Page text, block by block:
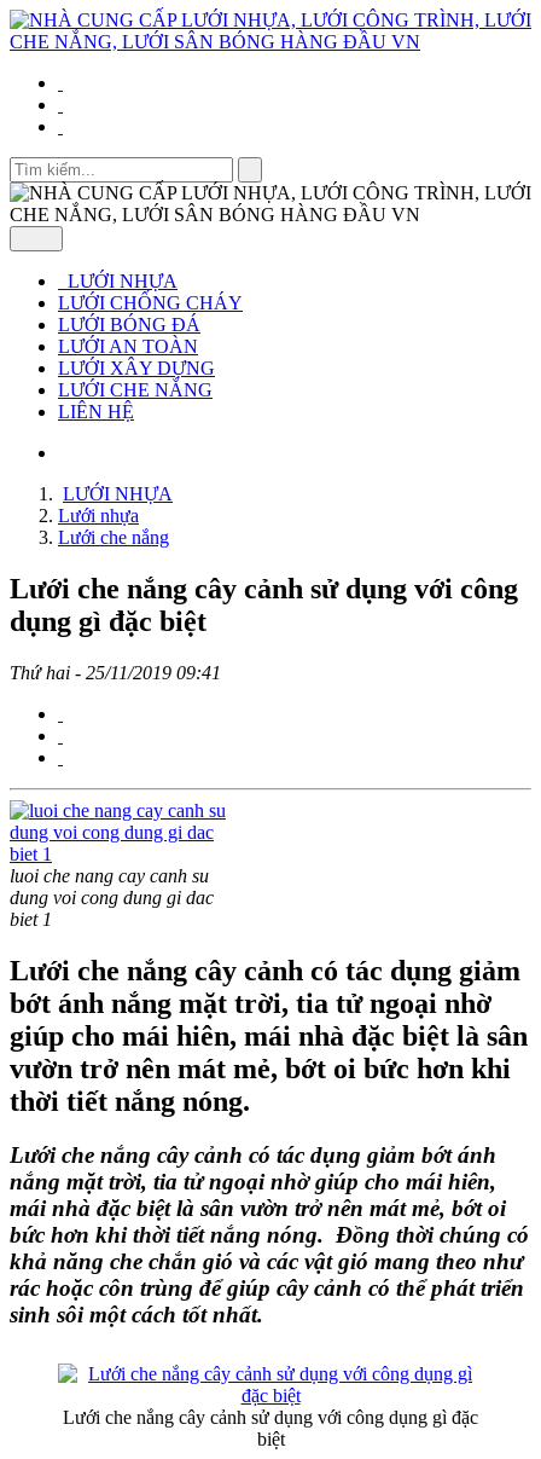
LƯỚI NHỰA
LƯỚI CHỐNG CHÁY
LƯỚI BÓNG ĐÁ
LƯỚI AN TOÀN
LƯỚI XÂY DỰNG
LƯỚI CHE NẮNG
LIÊN HỆ
LƯỚI NHỰA
Lưới nhựa
Lưới che nắng
Lưới che nắng cây cảnh sử dụng với công
dụng gì đặc biệt
Thứ hai - 25/11/2019 09:41
luoi che nang cay canh su
dung voi cong dung gi dac
biet 1
Lưới che nắng cây cảnh có tác dụng giảm
bớt ánh nắng mặt trời, tia tử ngoại nhờ
giúp cho mái hiên, mái nhà đặc biệt là sân
vườn trở nên mát mẻ, bớt oi bức hơn khi
thời tiết nắng nóng.
Lưới che nắng cây cảnh có tác dụng giảm bớt ánh
nắng mặt trời, tia tử ngoại nhờ giúp cho mái hiên,
mái nhà đặc biệt là sân vườn trở nên mát mẻ, bớt oi
bức hơn khi thời tiết nắng nóng.  Đồng thời chúng có
khả năng che chắn gió và các vật gió mang theo như
rác hoặc côn trùng để giúp cây cảnh có thể phát triển
sinh sôi một cách tốt nhất.
Lưới che nắng cây cảnh sử dụng với công dụng gì đặc
biệt